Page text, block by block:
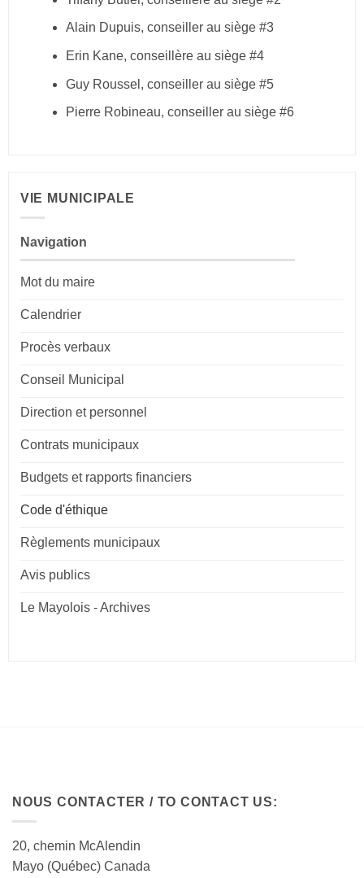
Alain Dupuis, conseiller au siège #3
Erin Kane, conseillère au siège #4
Guy Roussel, conseiller au siège #5
Pierre Robineau, conseiller au siège #6
VIE MUNICIPALE
Navigation
Mot du maire
Calendrier
Procès verbaux
Conseil Municipal
Direction et personnel
Contrats municipaux
Budgets et rapports financiers
Code d'éthique
Règlements municipaux
Avis publics
Le Mayolois - Archives
NOUS CONTACTER / TO CONTACT US:
20, chemin McAlendin
Mayo (Québec) Canada